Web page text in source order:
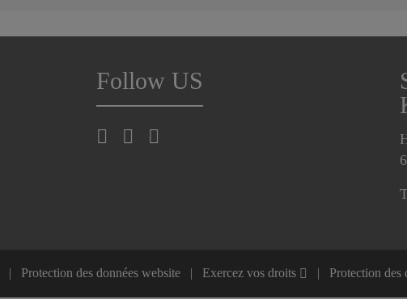
Follow US
Protection des données website Exercez vos droits Protection des